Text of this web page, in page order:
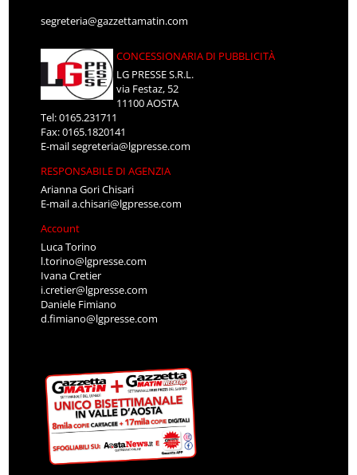
segreteria@gazzettamatin.com
CONCESSIONARIA DI PUBBLICITÀ
LG PRESSE S.R.L.
via Festaz, 52
11100 AOSTA
Tel: 0165.231711
Fax: 0165.1820141
E-mailsegreteria@lgpresse.com
RESPONSABILE DI AGENZIA
Arianna Gori Chisari
E-maila.chisari@lgpresse.com
Account
Luca Torino
l.torino@lgpresse.com
Ivana Cretier
i.cretier@lgpresse.com
Daniele Fimiano
d.fimiano@lgpresse.com